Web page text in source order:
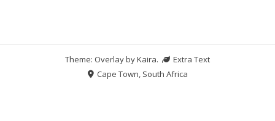
Theme: Overlay byKaira.
Extra Text
Cape Town, South Africa